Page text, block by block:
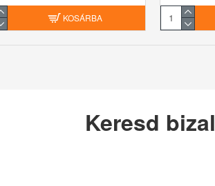
KOSÁRBA
Keresd